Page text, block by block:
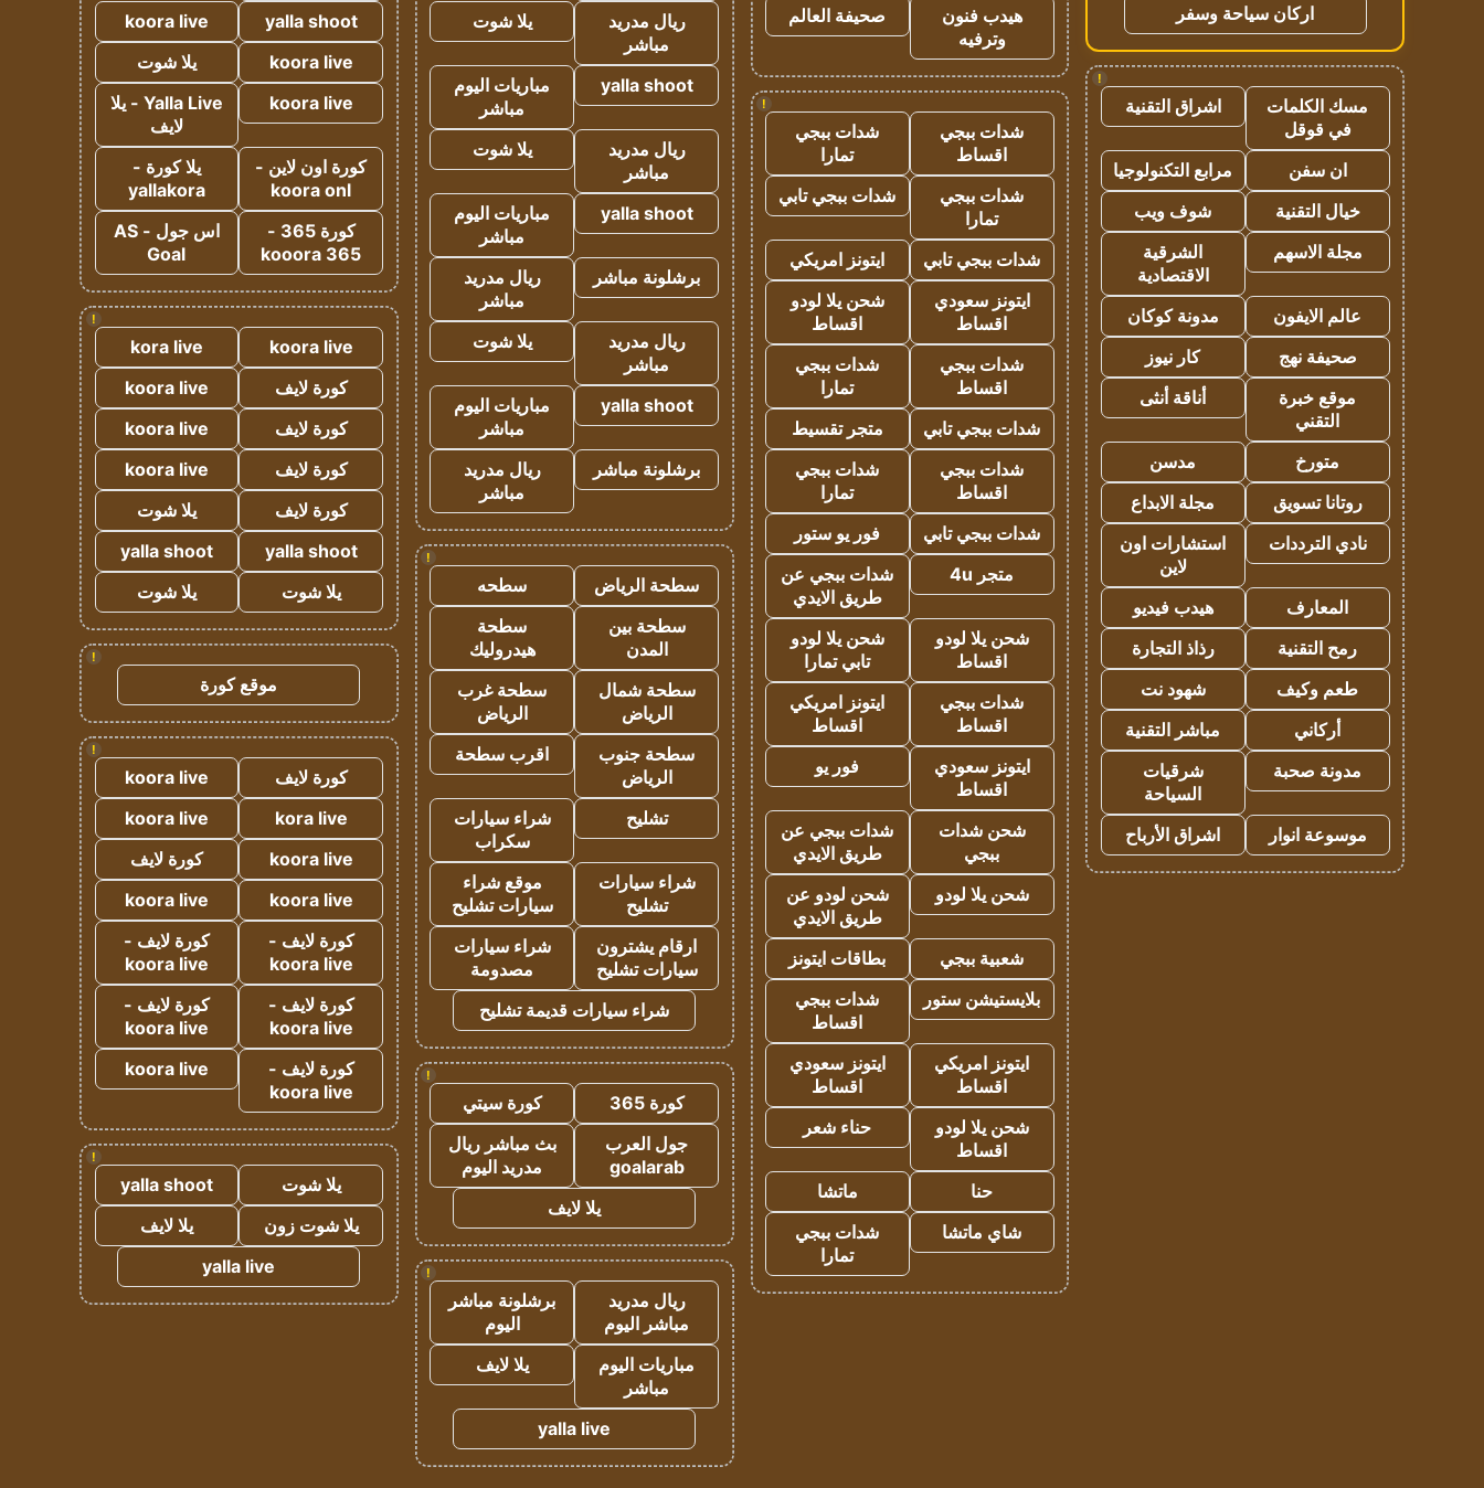
اركان سياحة وسفر
!
مسك الكلمات
في قوقل
اشراق التقنية
ان سفن
مرابع التكنولوجيا
خيال التقنية
شوف ويب
مجلة الاسهم
الشرقية
الاقتصادية
عالم الايفون
مدونة كوكان
صحيفة نهج
كار نيوز
موقع خبرة
التقني
أناقة أنثى
متورخ
مدسن
روتانا تسويق
مجلة الابداع
نادي الترددات
استشارات اون
لاين
المعارف
هيدب فيديو
رمح التقنية
رذاذ التجارة
طعم وكيف
شهود نت
أركاني
مباشر التقنية
مدونة صحبة
شرقيات
السياحة
موسوعة انوار
اشراق الأرباح
هيدب فنون
وترفيه
صحيفة العالم
!
شدات ببجي
اقساط
شدات ببجي
تمارا
شدات ببجي
تمارا
شدات ببجي تابي
شدات ببجي تابي
ايتونز امريكي
ايتونز سعودي
اقساط
شحن يلا لودو
اقساط
شدات ببجي
اقساط
شدات ببجي
تمارا
شدات ببجي تابي
متجر تقسيط
شدات ببجي
اقساط
شدات ببجي
تمارا
شدات ببجي تابي
فور يو ستور
متجر 4u
شدات ببجي عن
طريق الايدي
شحن يلا لودو
اقساط
شحن يلا لودو
تابي تمارا
شدات ببجي
اقساط
ايتونز امريكي
اقساط
ايتونز سعودي
اقساط
فور يو
شحن شدات
ببجي
شدات ببجي عن
طريق الايدي
شحن يلا لودو
شحن لودو عن
طريق الايدي
شعبية ببجي
بطاقات ايتونز
بلايستيشن ستور
شدات ببجي
اقساط
ايتونز امريكي
اقساط
ايتونز سعودي
اقساط
شحن يلا لودو
اقساط
حناء شعر
حنا
ماتشا
شاي ماتشا
شدات ببجي
تمارا
ريال مدريد
مباشر
يلا شوت
yalla shoot
مباريات اليوم
مباشر
ريال مدريد
مباشر
يلا شوت
yalla shoot
مباريات اليوم
مباشر
برشلونة مباشر
ريال مدريد
مباشر
ريال مدريد
مباشر
يلا شوت
yalla shoot
مباريات اليوم
مباشر
برشلونة مباشر
ريال مدريد
مباشر
!
سطحة الرياض
سطحه
سطحة بين
المدن
سطحة
هيدروليك
سطحة شمال
الرياض
سطحة غرب
الرياض
سطحة جنوب
الرياض
اقرب سطحة
تشليح
شراء سيارات
سكراب
شراء سيارات
تشليح
موقع شراء
سيارات تشليح
ارقام يشترون
سيارات تشليح
شراء سيارات
مصدومة
شراء سيارات قديمة تشليح
!
كورة 365
كورة سيتي
جول العرب
goalarab
بث مباشر ريال
مدريد اليوم
يلا لايف
!
ريال مدريد
مباشر اليوم
برشلونة مباشر
اليوم
مباريات اليوم
مباشر
يلا لايف
yalla live
yalla shoot
koora live
koora live
يلا شوت
koora live
Yalla Live - يلا
لايف
كورة اون لاين -
koora onl
يلا كورة -
yallakora
كورة 365 -
kooora 365
اس جول - AS
Goal
!
koora live
kora live
كورة لايف
koora live
كورة لايف
koora live
كورة لايف
koora live
كورة لايف
يلا شوت
yalla shoot
yalla shoot
يلا شوت
يلا شوت
!
موقع كورة
!
كورة لايف
koora live
kora live
koora live
koora live
كورة لايف
koora live
koora live
كورة لايف -
koora live
كورة لايف -
koora live
كورة لايف -
koora live
كورة لايف -
koora live
كورة لايف -
koora live
koora live
!
يلا شوت
yalla shoot
يلا شوت زون
يلا لايف
yalla live